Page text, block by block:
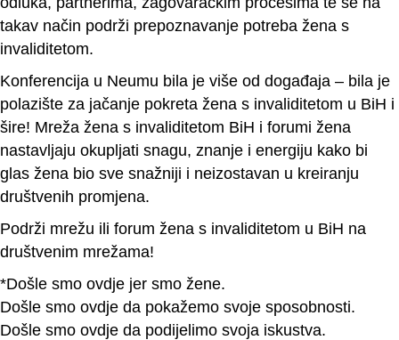
takav način podrži prepoznavanje potreba žena s
invaliditetom.
Konferencija u Neumu bila je više od događaja – bila je
polazište za jačanje pokreta žena s invaliditetom u BiH i
šire! Mreža žena s invaliditetom BiH i forumi žena
nastavljaju okupljati snagu, znanje i energiju kako bi
glas žena bio sve snažniji i neizostavan u kreiranju
društvenih promjena.
Podrži mrežu ili forum žena s invaliditetom u BiH na
društvenim mrežama!
*Došle smo ovdje jer smo žene.
Došle smo ovdje da pokažemo svoje sposobnosti.
Došle smo ovdje da podijelimo svoja iskustva.